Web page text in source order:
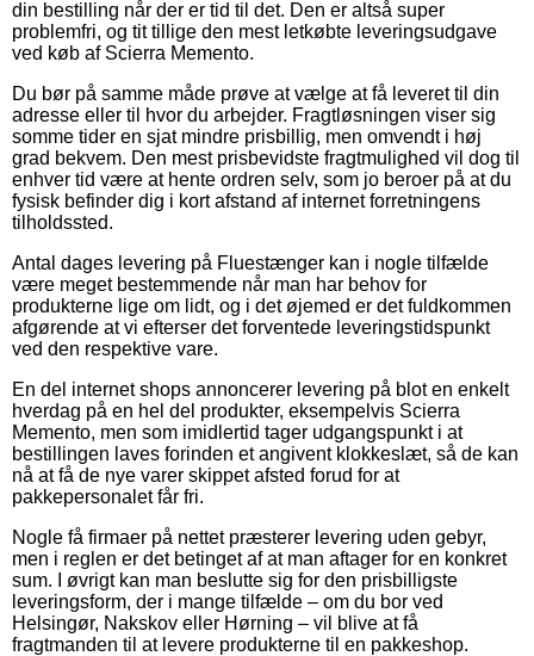
din bestilling når der er tid til det. Den er altså super
problemfri, og tit tillige den mest letkøbte leveringsudgave
ved køb af Scierra Memento.
Du bør på samme måde prøve at vælge at få leveret til din
adresse eller til hvor du arbejder. Fragtløsningen viser sig
somme tider en sjat mindre prisbillig, men omvendt i høj
grad bekvem. Den mest prisbevidste fragtmulighed vil dog til
enhver tid være at hente ordren selv, som jo beroer på at du
fysisk befinder dig i kort afstand af internet forretningens
tilholdssted.
Antal dages levering på Fluestænger kan i nogle tilfælde
være meget bestemmende når man har behov for
produkterne lige om lidt, og i det øjemed er det fuldkommen
afgørende at vi efterser det forventede leveringstidspunkt
ved den respektive vare.
En del internet shops annoncerer levering på blot en enkelt
hverdag på en hel del produkter, eksempelvis Scierra
Memento, men som imidlertid tager udgangspunkt i at
bestillingen laves forinden et angivent klokkeslæt, så de kan
nå at få de nye varer skippet afsted forud for at
pakkepersonalet får fri.
Nogle få firmaer på nettet præsterer levering uden gebyr,
men i reglen er det betinget af at man aftager for en konkret
sum. I øvrigt kan man beslutte sig for den prisbilligste
leveringsform, der i mange tilfælde – om du bor ved
Helsingør, Nakskov eller Hørning – vil blive at få
fragtmanden til at levere produkterne til en pakkeshop.